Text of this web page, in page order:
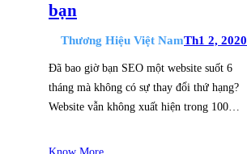
bạn
Thương Hiệu Việt NamTh1 2, 2020
Đã bao giờ bạn SEO một website suốt 6
tháng mà không có sự thay đổi thứ hạng?
Website vẫn không xuất hiện trong 100…